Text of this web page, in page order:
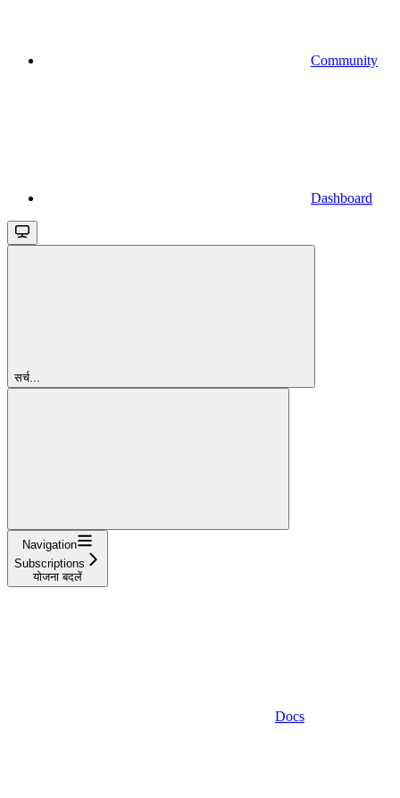
Community
Dashboard
सर्च...
Navigation
Subscriptions
योजना बदलें
Docs